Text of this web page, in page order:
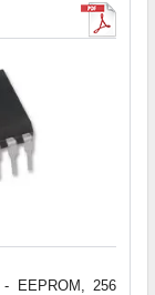
- EEPROM, 256